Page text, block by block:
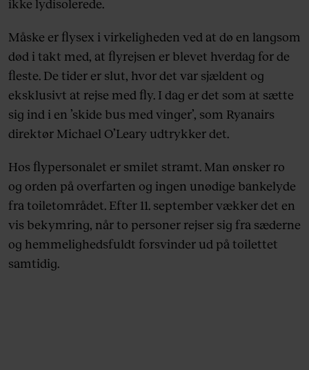
ikke lydisolerede.
Måske er flysex i virkeligheden ved at dø en langsom
død i takt med, at flyrejsen er blevet hverdag for de
fleste. De tider er slut, hvor det var sjældent og
eksklusivt at rejse med fly. I dag er det som at sætte
sig ind i en ’skide bus med vinger’, som Ryanairs
direktør Michael O’Leary udtrykker det.
Hos flypersonalet er smilet stramt. Man ønsker ro
og orden på overfarten og ingen unødige bankelyde
fra toiletområdet. Efter 11. september vækker det en
vis bekymring, når to personer rejser sig fra sæderne
og hemmelighedsfuldt forsvinder ud på toilettet
samtidig.